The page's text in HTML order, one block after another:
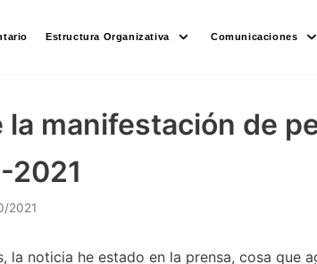
Estructura Organizativa Comunicaciones
la manifestación de
2021
2021
la noticia he estado en la prensa, cosa que